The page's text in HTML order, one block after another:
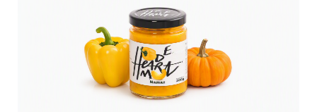
Apelsinimaitseline